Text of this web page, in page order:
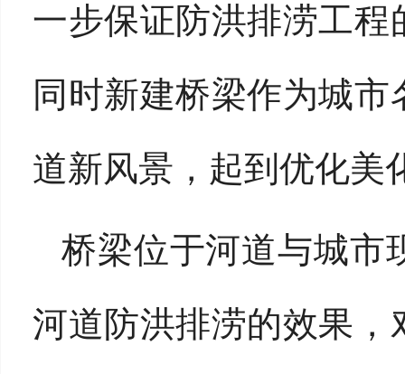
一步保证防洪排涝工
同时新建桥梁作为城
道新风景，起到优化美
桥梁位于河道与城市
河道防洪排涝的效果